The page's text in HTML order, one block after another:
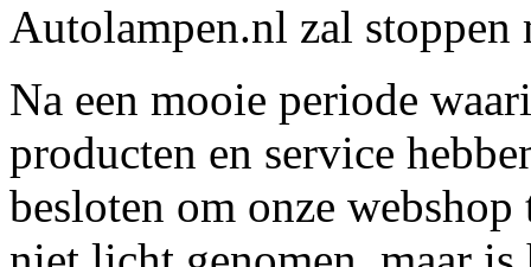
Autolampen.nl zal stoppen
Na een mooie periode
producten en service
besloten om onze